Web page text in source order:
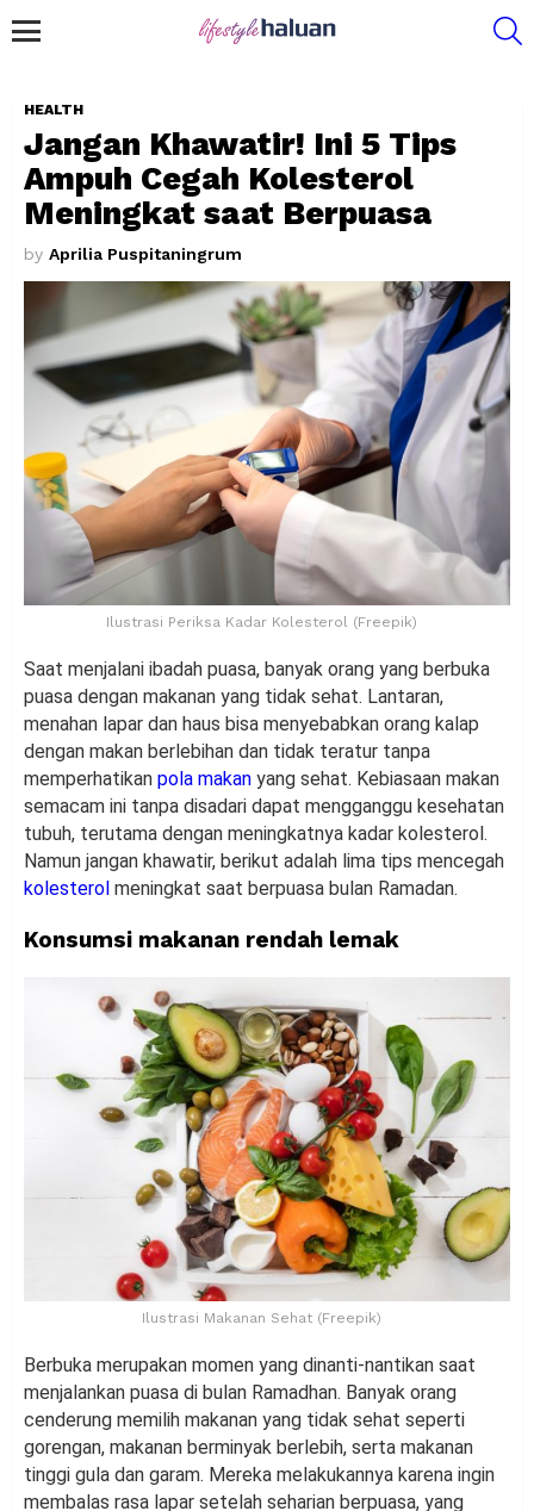
HEALTH
Jangan Khawatir! Ini 5 Tips
Ampuh Cegah Kolesterol
Meningkat saat Berpuasa
by Aprilia Puspitaningrum
Ilustrasi Periksa Kadar Kolesterol (Freepik)
Saat menjalani ibadah puasa, banyak orang yang berbuka
puasa dengan makanan yang tidak sehat. Lantaran,
menahan lapar dan haus bisa menyebabkan orang kalap
dengan makan berlebihan dan tidak teratur tanpa
memperhatikan pola makan yang sehat. Kebiasaan makan
semacam ini tanpa disadari dapat mengganggu kesehatan
tubuh, terutama dengan meningkatnya kadar kolesterol.
Namun jangan khawatir, berikut adalah lima tips mencegah
kolesterol meningkat saat berpuasa bulan Ramadan.
Konsumsi makanan rendah lemak
Ilustrasi Makanan Sehat (Freepik)
Berbuka merupakan momen yang dinanti-nantikan saat
menjalankan puasa di bulan Ramadhan. Banyak orang
cenderung memilih makanan yang tidak sehat seperti
gorengan, makanan berminyak berlebih, serta makanan
tinggi gula dan garam. Mereka melakukannya karena ingin
membalas rasa lapar setelah seharian berpuasa, yang